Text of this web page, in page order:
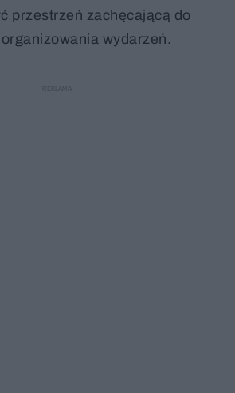
przestrzeń zachęcającą do
wydarzeń.